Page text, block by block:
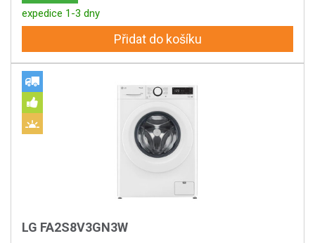
expedice 1-3 dny
Přidat do košíku
LG FA2S8V3GN3W